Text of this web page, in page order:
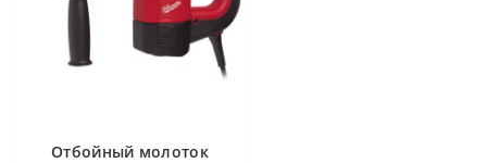
Отбойный молоток